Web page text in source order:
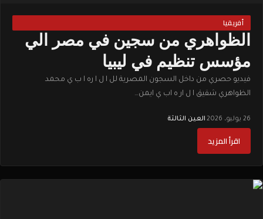
أفريقيا
الظواهري من سجين في مصر الي
مؤسس تنظيم في ليبيا
فيديو حصري من داخل السجون المصرية لل ا ل ا ره ا ب ي محمد
الظواهري شقيق ا ل ار ه اب ي ايمن…
26 يوليو، 2026 العين الثالثة
اقرأ المزيد